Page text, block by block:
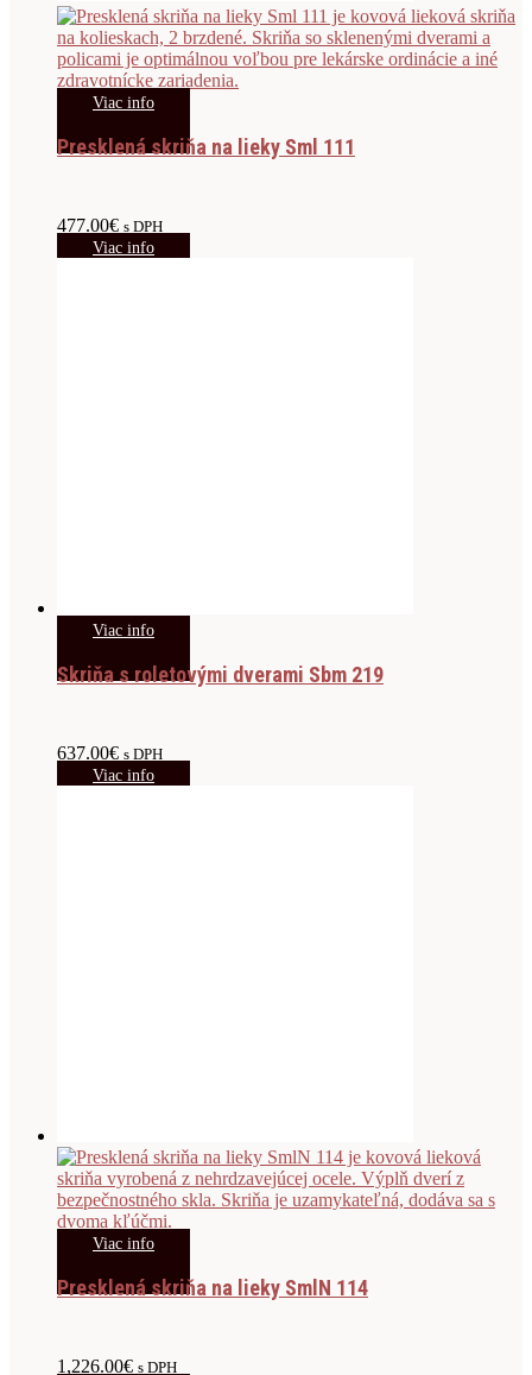
Viac info
Presklená skriňa na lieky Sml 111
477.00€ s DPH
Viac info
Viac info
Skriňa s roletovými dverami Sbm 219
637.00€ s DPH
Viac info
Viac info
Presklená skriňa na lieky SmlN 114
1,226.00€ s DPH